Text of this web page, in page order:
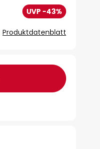
UVP -43%
Produktdatenblatt